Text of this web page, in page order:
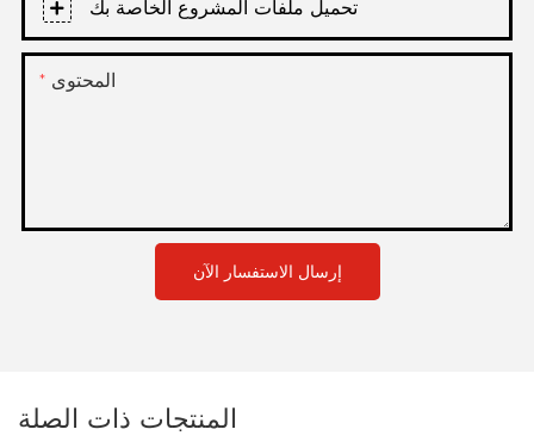
تحميل ملفات المشروع الخاصة بك
المحتوى
إرسال الاستفسار الآن
المنتجات ذات الصلة